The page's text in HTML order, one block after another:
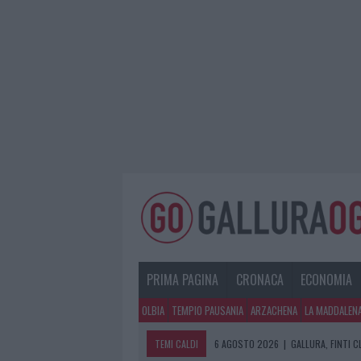
PRIMA PAGINA CRONACA ECONOMIA
OLBIA TEMPIO PAUSANIA ARZACHENA LA
TEMI CALDI 6 AGOSTO 2026 | GALLURA, FINTI
6 AGOSTO 2026
METEO OLBIA 7